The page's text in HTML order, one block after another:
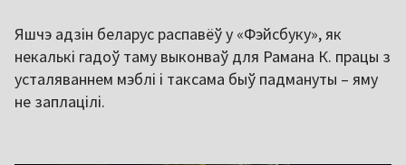
Яшчэ адзін беларус распавёў у «Фэйсбуку», як
некалькі гадоў таму выконваў для Рамана К. працы з
усталяваннем мэблі і таксама быў падмануты – яму
не заплацілі.